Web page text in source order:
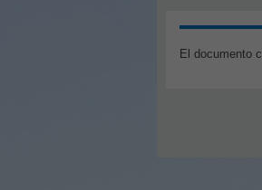
El documento